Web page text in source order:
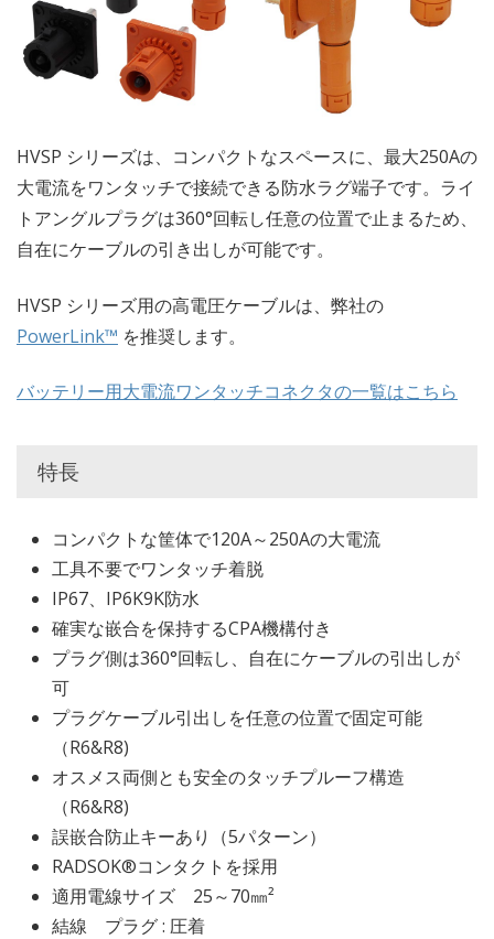
HVSP シリーズは、コンパクトなスペースに、最大250Aの
大電流をワンタッチで接続できる防水ラグ端子です。ライ
トアングルプラグは360°回転し任意の位置で止まるため、
自在にケーブルの引き出しが可能です。
HVSP シリーズ用の高電圧ケーブルは、弊社の
PowerLink™ を推奨します。
バッテリー用大電流ワンタッチコネクタの一覧はこちら
特長
コンパクトな筐体で120A～250Aの大電流
工具不要でワンタッチ着脱
IP67、IP6K9K防水
確実な嵌合を保持するCPA機構付き
プラグ側は360°回転し、自在にケーブルの引出しが
可
プラグケーブル引出しを任意の位置で固定可能
（R6&R8)
オスメス両側とも安全のタッチプルーフ構造
（R6&R8)
誤嵌合防止キーあり（5パターン）
RADSOK®コンタクトを採用
適用電線サイズ 25～70㎜²
結線 プラグ : 圧着